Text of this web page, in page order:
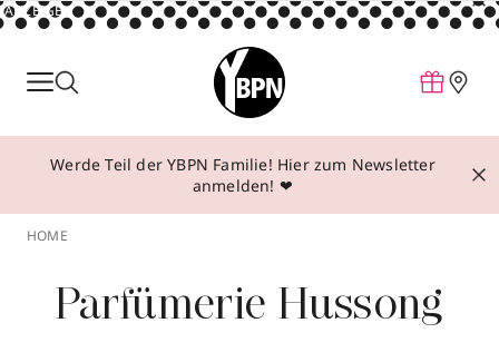
ANZEIGE
Parfum
Make-up
Behandlungen
Über YBPN
Werde Teil der YBPN Familie! Hier zum Newsletter
anmelden! ❤
HOME
Parfümerie Hussong